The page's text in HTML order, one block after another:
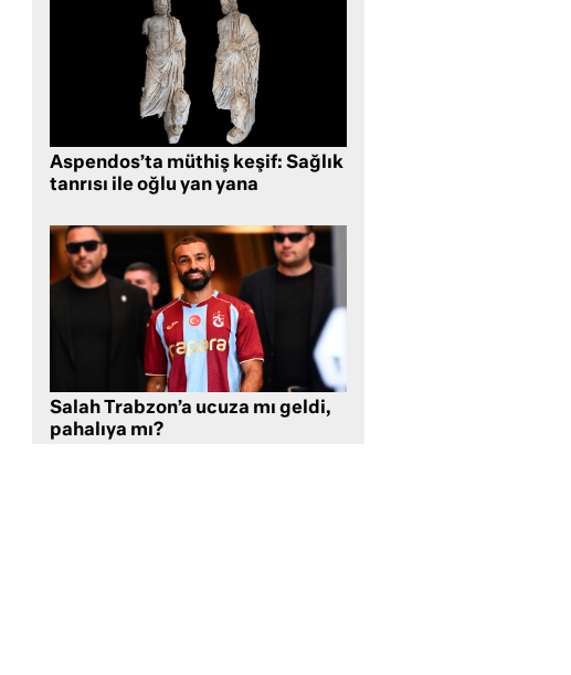
Aspendos’ta müthiş keşif: Sağlık
tanrısı ile oğlu yan yana
Salah Trabzon’a ucuza mı geldi,
pahalıya mı?